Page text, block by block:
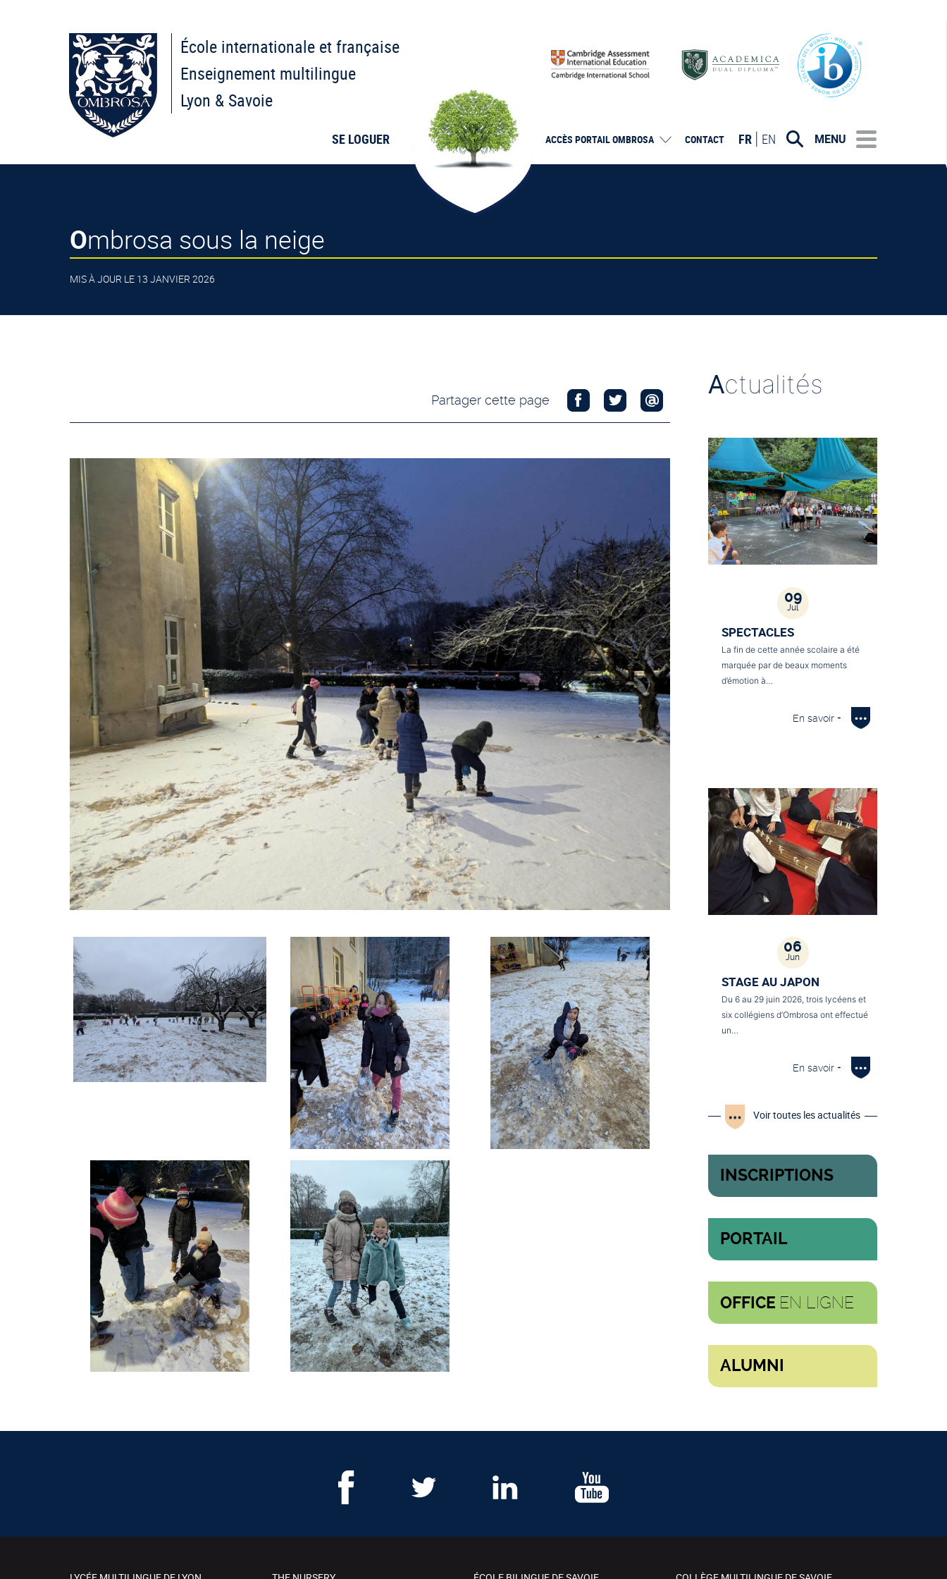
École internationale et française
Enseignement multilingue
Lyon & Savoie
SE LOGUER ACCÈS PORTAILOMBROSA CONTACT FR EN MENU
Ombrosa sous la neige
MIS À JOUR LE 13 JANVIER 2026
Partager cette page Actualités
09
Jul
SPECTACLES
La fin de cette année scolaire a été
marquée par de beaux moments
d’émotion à…
En savoir +
06
Jun
STAGE AU JAPON
Du 6 au 29 juin 2026, trois lycéens et
six collégiens d’Ombrosa ont effectué
un…
En savoir +
Voir toutes les actualités
INSCRIPTIONS
PORTAIL
OFFICE EN LIGNE
ALUMNI